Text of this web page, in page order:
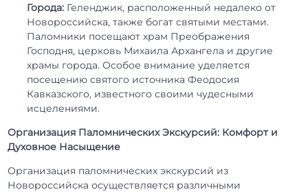
Города: Геленджик, расположенный недалеко от
Новороссийска, также богат святыми местами.
Паломники посещают храм Преображения
Господня, церковь Михаила Архангела и другие
храмы города. Особое внимание уделяется
посещению святого источника Феодосия
Кавказского, известного своими чудесными
исцелениями.
Организация Паломнических Экскурсий: Комфорт и
Духовное Насыщение
Организация паломнических экскурсий из
Новороссийска осуществляется различными